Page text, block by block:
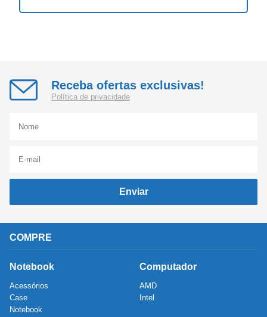
Receba ofertas exclusivas!
Política de privacidade
Enviar
COMPRE
Notebook
Acessórios
Case
Notebook
Computador
AMD
Intel